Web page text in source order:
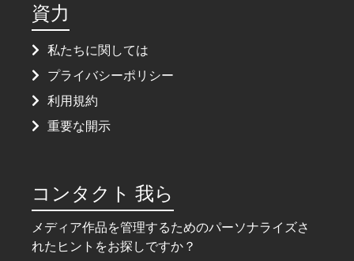
資力
私たちに関しては
プライバシーポリシー
利用規約
重要な開示
コンタクト 我ら
メディア作品を管理するためのパーソナライズさ
れたヒントをお探しですか？